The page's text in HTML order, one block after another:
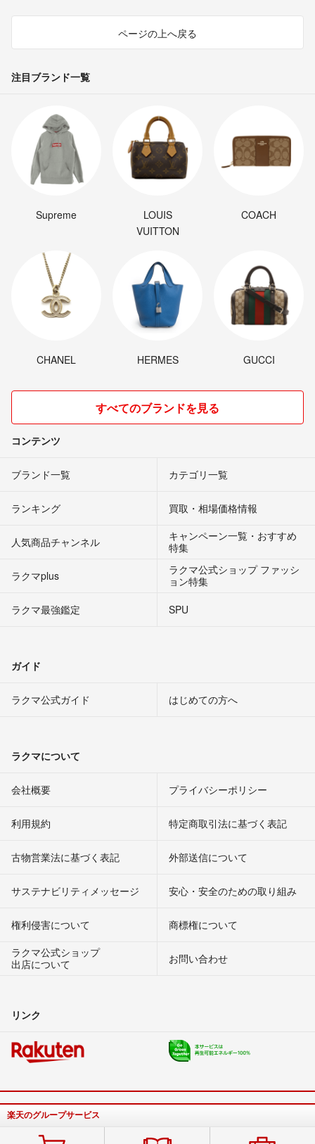
ページの上へ戻る
注目ブランド一覧
Supreme
LOUIS
VUITTON
COACH
CHANEL HERMES GUCCI
すべてのブランドを見る
コンテンツ
ブランド一覧 カテゴリ一覧
ランキング 買取・相場価格情報
人気商品チャンネル
キャンペーン一覧・おすすめ
特集
ラクマplus
ラクマ公式ショップ ファッシ
ョン特集
ラクマ最強鑑定
SPU
ガイド
ラクマ公式ガイド はじめての方へ
ラクマについて
会社概要 プライバシーポリシー
利用規約 特定商取引法に基づく表記
古物営業法に基づく表記 外部送信について
サステナビリティメッセージ 安心・安全のための取り組み
権利侵害について
商標権について
ラクマ公式ショップ
出店について
お問い合わせ
リンク
楽天のグループサービス